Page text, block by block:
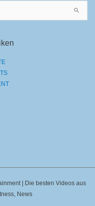
| Die besten Videos aus
News